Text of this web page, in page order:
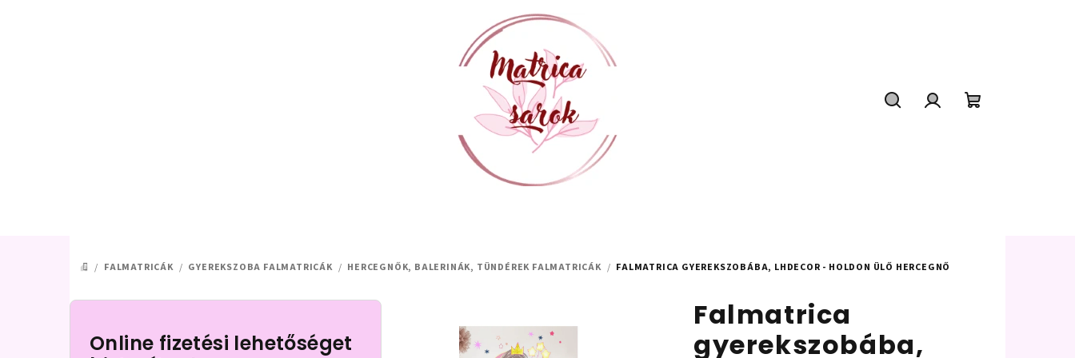
KEZDŐLAP
/ FALMATRICÁK / GYEREKSZOBA FALMATRICÁK / HERCEGNŐK, BALERINÁK, TÜNDÉREK FALMATRICÁK / FALMATRICA GYEREKSZOBÁBA, LHDECOR - HOLDON ÜLŐ HERCEGNŐ
O
Online fizetési lehetőséget
Falmatrica
gyerekszobába,